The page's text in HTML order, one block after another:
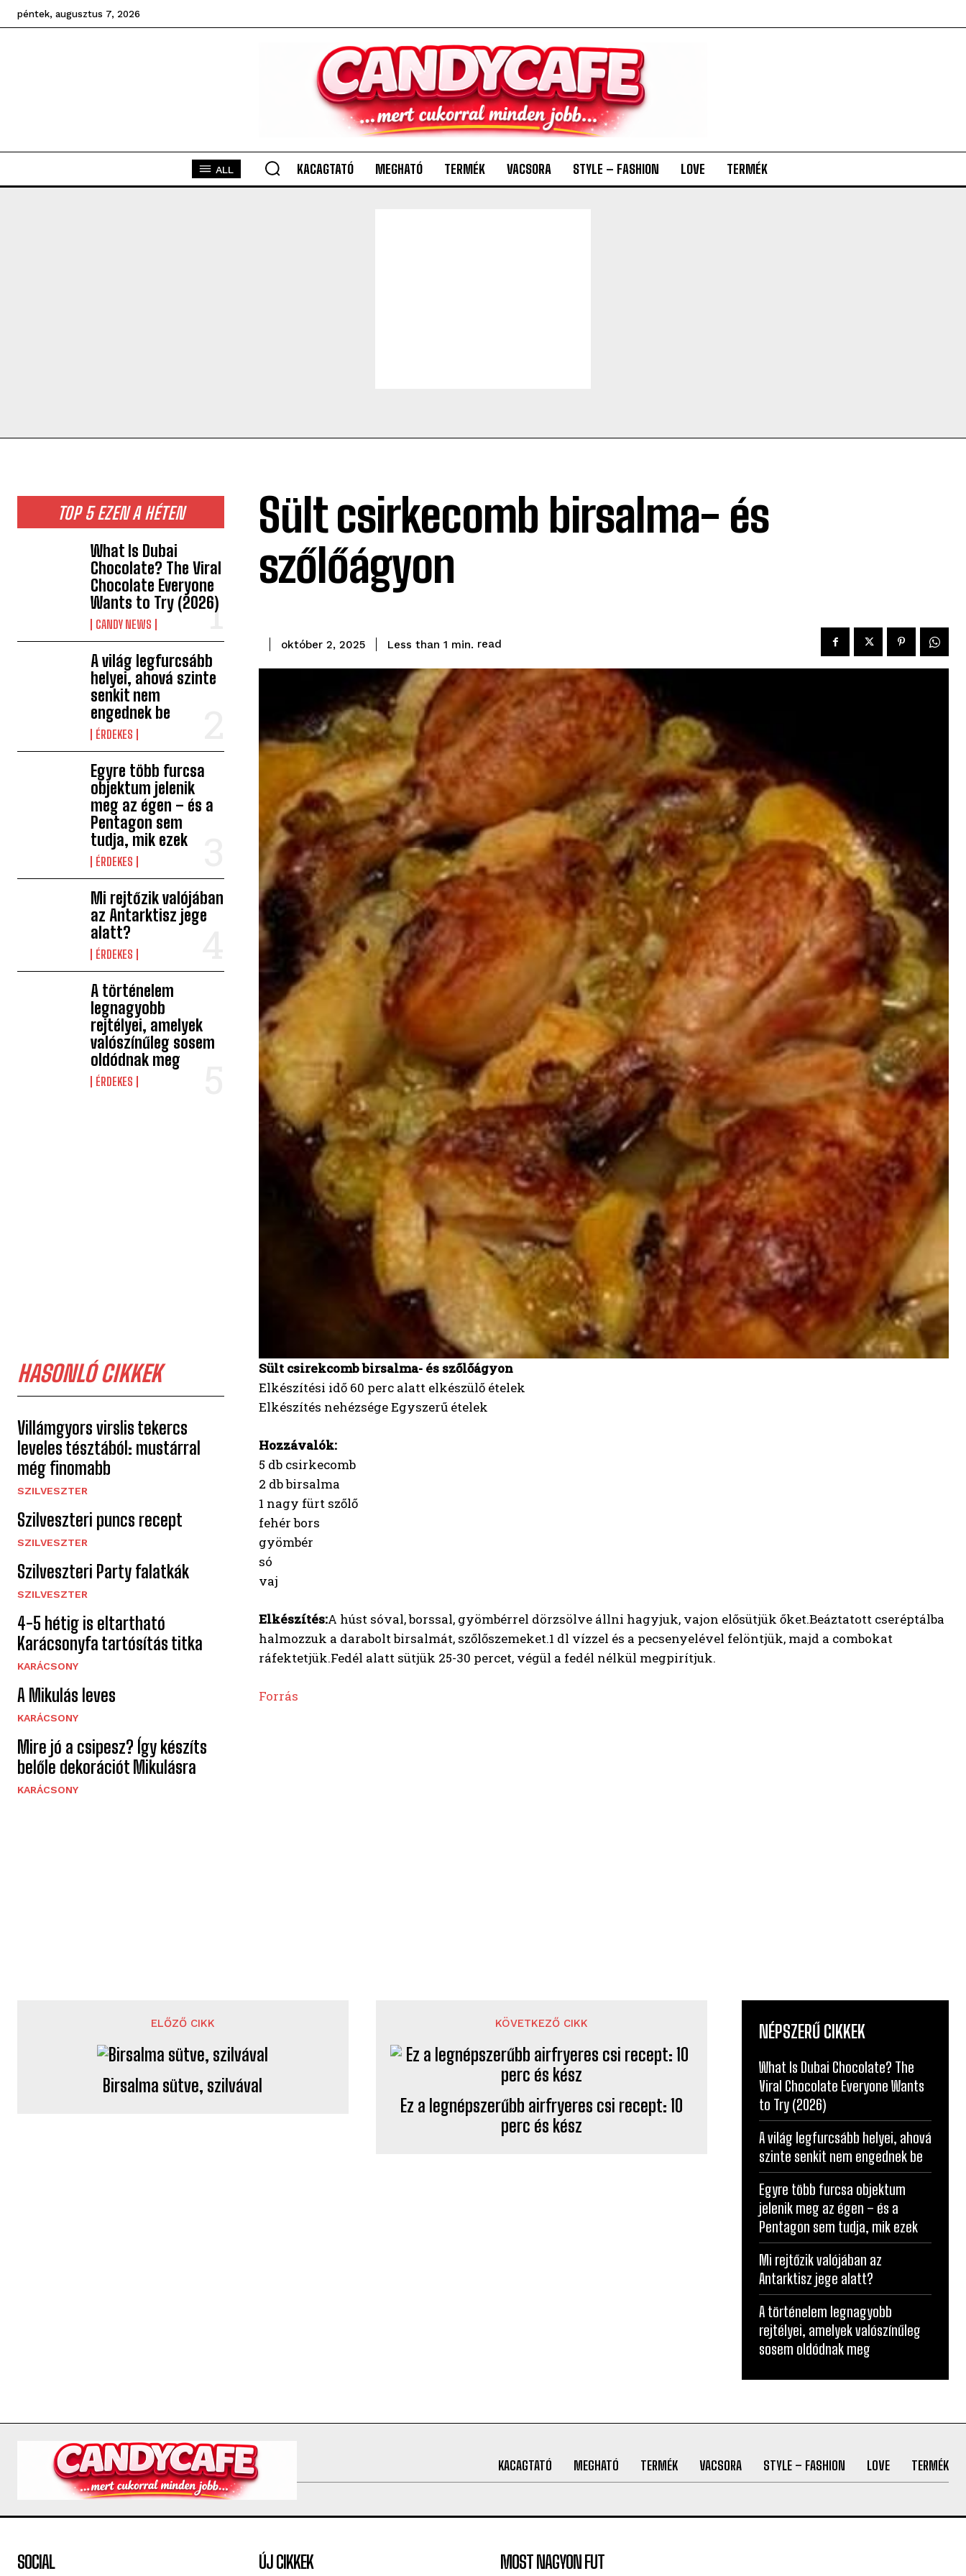
péntek, augusztus 7, 2026
ALL KACAGTATÓ MEGHATÓ TERMÉK VACSORA STYLE – FASHION LOVE TERMÉK
TOP 5 EZEN A HÉTEN
What Is Dubai
Chocolate? The Viral
Chocolate Everyone
Wants to Try (2026)
CANDY NEWS
A világ legfurcsább
helyei, ahová szinte
senkit nem
engednek be
ÉRDEKES
Egyre több furcsa
objektum jelenik
meg az égen – és a
Pentagon sem
tudja, mik ezek
ÉRDEKES
Mi rejtőzik valójában
az Antarktisz jege
alatt?
ÉRDEKES
A történelem
legnagyobb
rejtélyei, amelyek
valószínűleg sosem
oldódnak meg
ÉRDEKES
HASONLÓ CIKKEK
Villámgyors virslis tekercs
leveles tésztából: mustárral
még finomabb
SZILVESZTER
Szilveszteri puncs recept
SZILVESZTER
Szilveszteri Party falatkák
SZILVESZTER
4-5 hétig is eltartható
Karácsonyfa tartósítás titka
KARÁCSONY
A Mikulás leves
KARÁCSONY
Mire jó a csipesz? Így készíts
belőle dekorációt Mikulásra
KARÁCSONY
Sült csirkecomb birsalma- és
szőlőágyon
október 2, 2025 Less than 1 min. read
Sült csirekcomb birsalma- és szőlőágyon
Elkészítési idő 60 perc alatt elkészülő ételek
Elkészítés nehézsége Egyszerű ételek
Hozzávalók:
5 db csirkecomb
2 db birsalma
1 nagy fürt szőlő
fehér bors
gyömbér
só
vaj
Elkészítés:A húst sóval, borssal, gyömbérrel dörzsölve állni hagyjuk, vajon elősütjük őket.Beáztatott cseréptálba
halmozzuk a darabolt birsalmát, szőlőszemeket.1 dl vízzel és a pecsenyelével felöntjük, majd a combokat
ráfektetjük.Fedél alatt sütjük 25-30 percet, végül a fedél nélkül megpirítjuk.
Forrás
ELŐZŐ CIKK
Birsalma sütve, szilvával
KÖVETKEZŐ CIKK
Ez a legnépszerűbb airfryeres csi recept: 10
perc és kész
NÉPSZERŰ CIKKEK
What Is Dubai Chocolate? The
Viral Chocolate Everyone Wants
to Try (2026)
A világ legfurcsább helyei, ahová
szinte senkit nem engednek be
Egyre több furcsa objektum
jelenik meg az égen – és a
Pentagon sem tudja, mik ezek
Mi rejtőzik valójában az
Antarktisz jege alatt?
A történelem legnagyobb
rejtélyei, amelyek valószínűleg
sosem oldódnak meg
KACAGTATÓ MEGHATÓ TERMÉK VACSORA STYLE – FASHION LOVE TERMÉK
SOCIAL ÚJ CIKKEK MOST NAGYON FUT